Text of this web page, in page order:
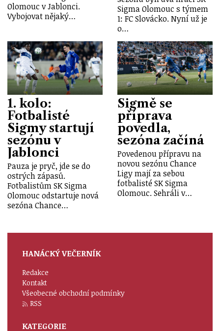
Olomouc v Jablonci.
Vybojovat nějaký…
Sigma Olomouc s týmem
1: FC Slovácko. Nyní už je
o…
1. kolo:
Fotbalisté
Sigmy startují
sezónu v
Jablonci
Pauza je pryč, jde se do
ostrých zápasů.
Fotbalistům SK Sigma
Olomouc odstartuje nová
sezóna Chance…
Sigmě se
příprava
povedla,
sezóna začíná
Povedenou přípravu na
novou sezónu Chance
Ligy mají za sebou
fotbalisté SK Sigma
Olomouc. Sehráli v…
HANÁCKÝ VEČERNÍK
Redakce
Kontakt
Všeobecné obchodní podmínky
RSS
KATEGORIE